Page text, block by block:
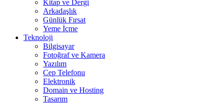
Kitap ve Dergi
Arkadaşlık
Günlük Fırsat
Yeme İçme
Teknoloji
Bilgisayar
Fotoğraf ve Kamera
Yazılım
Cep Telefonu
Elektronik
Domain ve Hosting
Tasarım